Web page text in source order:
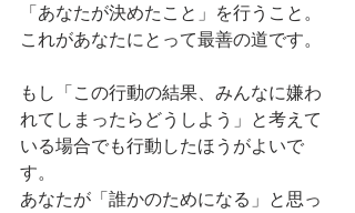
「あなたが決めたこと」を行うこと。
これがあなたにとって最善の道です。
もし「この行動の結果、みんなに嫌わ
れてしまったらどうしよう」と考えて
いる場合でも行動したほうがよいで
す。
あなたが「誰かのためになる」と思っ